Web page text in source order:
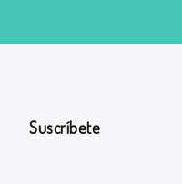
Suscríbete